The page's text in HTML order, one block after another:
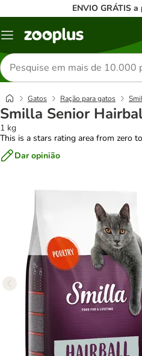
ENVIO GRÁTIS
Menu
Pesquisar
produtos
Gatos Ração para gatos
Smilla Senior
1 kg
This is a stars rating area from zero
Dar opinião